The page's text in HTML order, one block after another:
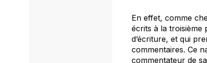
En effet, comme
écrits à la troisième
d’écriture, et qui
commentaires. Ce
commentateur de